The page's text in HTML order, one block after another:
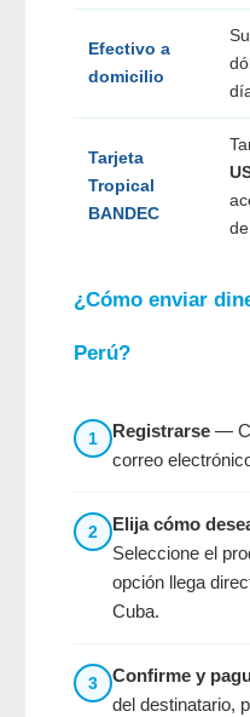
Efectivo a
domicilio
Tarjeta
Tropical
BANDEC
¿Cómo enviar
Perú?
1 Registrarse —
correo
2 Elija cómo
Seleccione el
opción llega
Cuba.
3 Confirme y
del destinatario,